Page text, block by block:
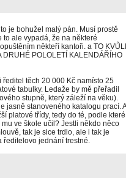
je bohužel malý pán. Musí prostě
ale vypadá, že na některé
někteří kantoři. a TO KVŮLI
DRUHÉ POLOLETÍ KALENDÁŘÍHO
ředitel těch 20 000 Kč namísto 25
tabulky. Ledaže by mě přeřadil
stupně, který záleží na věku).
jasně stanoveného katalogu prací. A
platové třídy, tedy do té, podle které
ve škole učil? Jestli někdo něco
tak je sice trdlo, ale i tak je
ředitelovo jednání trestné.